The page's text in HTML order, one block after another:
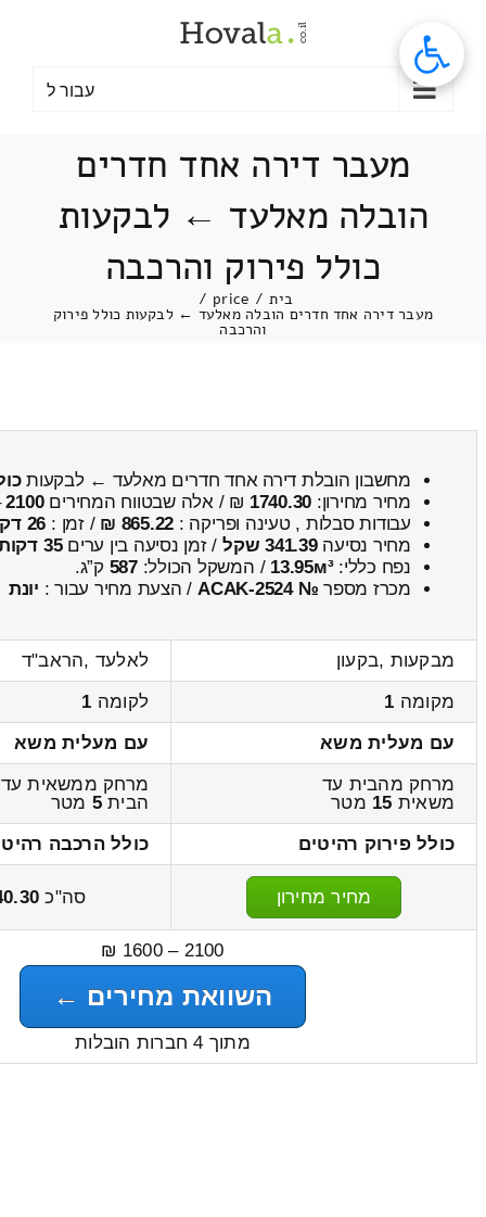
עבור ל
מעבר דירה אחד חדרים
הובלה מאלעד ← לבקעות
כולל פירוק והרכבה
בית /
price
/
מעבר דירה אחד חדרים הובלה מאלעד ← לבקעות כולל פירוק
והרכבה
מחשבון הובלת דירה אחד חדרים מאלעד ← לבקעות
מחיר מחירון: 1740.30 ₪ / אלה שבטווח המחירים2100
עבודות סבלות , טעינה ופריקה : 865.22 ₪ / זמן : 26 דקות 6 שניות
מחיר נסיעה341.39 שקל / זמן נסיעה בין ערים35 דקות
נפח כללי:13.95м³ / המשקל הכולל:587 ק”ג.
מכרז מספר № ACAK-2524 / הצעת מחיר עבור : יונת
מבקעות ,בקעון
לאלעד ,הראב"ד
מקומה 1 לקומה 1
עם מעלית משא
עם מעלית משא
מרחק מהבית עד
משאית 15 מטר
מרחק ממשאית עד
הבית5 מטר
כולל פירוק רהיטים
כולל הרכבה
מחיר מחירון סה"כ
2100 – 1600 ₪
השוואת מחירים ←
מתוך 4 חברות הובלות